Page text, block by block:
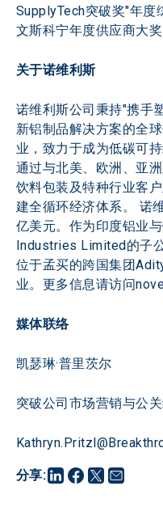
分享:
SupplyTech突破奖"年度
文斯科宁年度供应商大奖
关于诺维利斯
诺维利斯公司秉持"携手
新铝制品解决方案的全
业，致力于成为低碳可
通过与北美、欧洲、亚
饮料包装及特种行业客
建全循环经济体系。 诺
亿美元。作为印度铝业
Industries Limited的子
位于孟买的跨国集团
业。更多信息请访问
媒体联络
凯瑟琳·普里茨尔
突破公司市场营销与公